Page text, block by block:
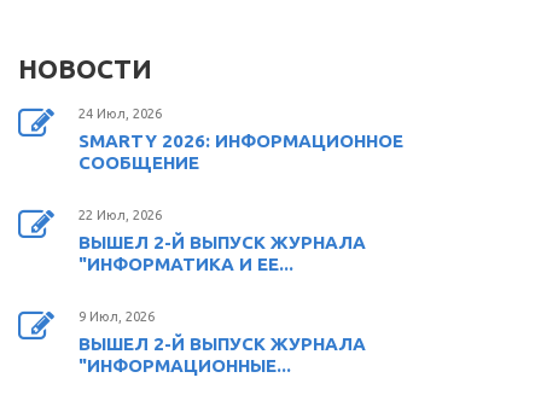
НОВОСТИ
24 Июл, 2026
SMARTY 2026: ИНФОРМАЦИОННОЕ
СООБЩЕНИЕ
22 Июл, 2026
ВЫШЕЛ 2-Й ВЫПУСК ЖУРНАЛА
"ИНФОРМАТИКА И ЕЕ...
9 Июл, 2026
ВЫШЕЛ 2-Й ВЫПУСК ЖУРНАЛА
"ИНФОРМАЦИОННЫЕ...